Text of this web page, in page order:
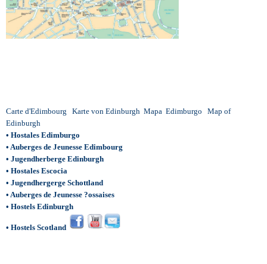
Carte d'Edimbourg Karte von Edinburgh Mapa Edimburgo
Map of
Edinburgh
• Hostales Edimburgo
• Auberges de Jeunesse Edimbourg
• Jugendherberge Edinburgh
• Hostales Escocia
• Jugendhergerge Schottland
• Auberges de Jeunesse ?ossaises
• Hostels Edinburgh
• Hostels Scotland